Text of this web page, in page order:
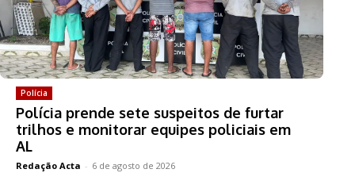
Polícia
Polícia prende sete suspeitos de furtar
trilhos e monitorar equipes policiais em
AL
Redação Acta - 6 de agosto de 2026